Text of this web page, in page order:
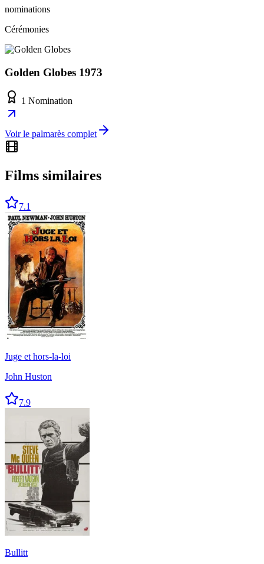
nominations
Cérémonies
Golden Globes 1973
1 Nomination
Voir le palmarès complet
Films similaires
7.1
Juge et hors-la-loi
John Huston
7.9
Bullitt